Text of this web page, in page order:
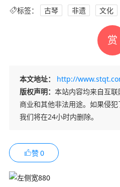
标签： 古琴 非遗 文化
赏
本文地址：
http://
版权声明： 本站内容均来自互
商业和其他非法用途。如果侵犯
我们将在24小时内删除。
赞0